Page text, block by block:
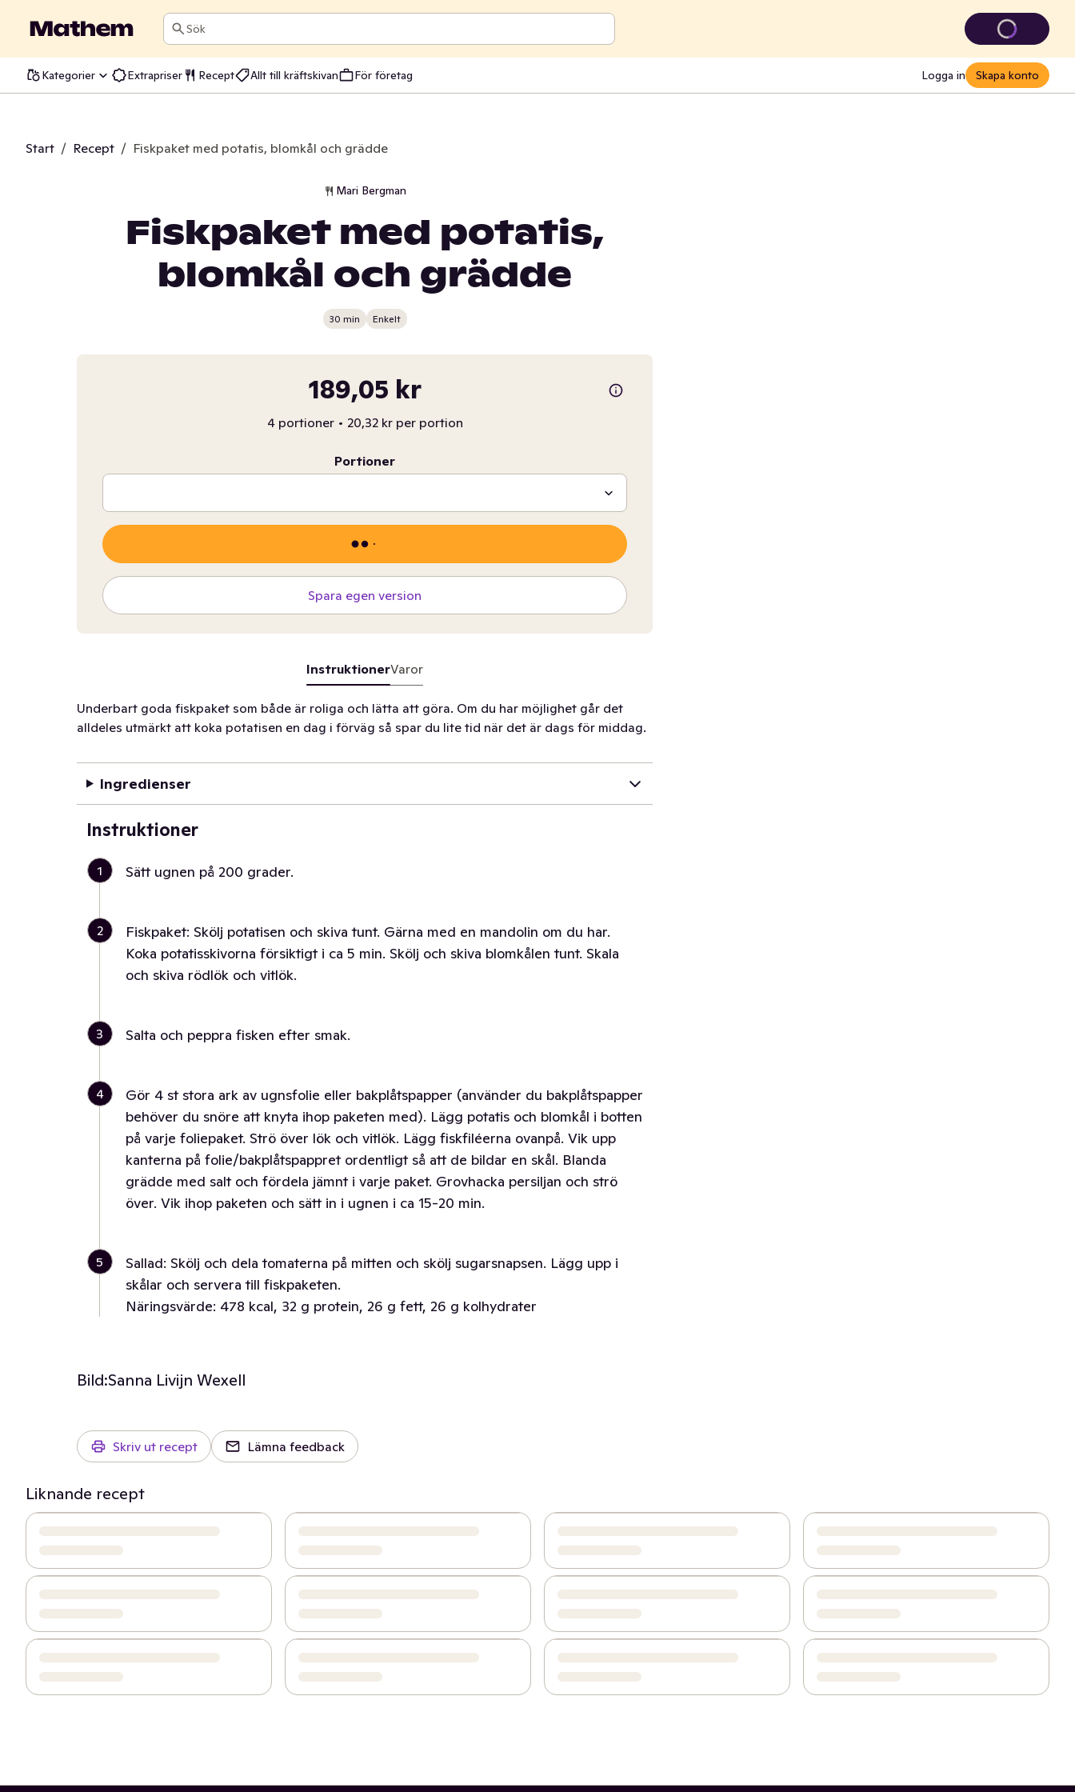
Sök
Kategorier Extrapriser Recept Allt till kräftskivan För företag Logga in Skapa konto
Start / Recept / Fiskpaket med potatis, blomkål och grädde
Mari Bergman
Fiskpaket med potatis,
blomkål och grädde
30 min Enkelt
189,05 kr
4 portioner • 20,32 kr per portion
Portioner
Spara egen version
InstruktionerVaror
Underbart goda fiskpaket som både är roliga och lätta att göra. Om du har möjlighet går det
alldeles utmärkt att koka potatisen en dag i förväg så spar du lite tid när det är dags för middag.
Ingredienser
Instruktioner
1 Sätt ugnen på 200 grader.
2
Fiskpaket: Skölj potatisen och skiva tunt. Gärna med en mandolin om du har.
Koka potatisskivorna försiktigt i ca 5 min. Skölj och skiva blomkålen tunt. Skala
och skiva rödlök och vitlök.
3 Salta och peppra fisken efter smak.
4
Gör 4 st stora ark av ugnsfolie eller bakplåtspapper (använder du bakplåtspapper
behöver du snöre att knyta ihop paketen med). Lägg potatis och blomkål i botten
på varje foliepaket. Strö över lök och vitlök. Lägg fiskfiléerna ovanpå. Vik upp
kanterna på folie/bakplåtspappret ordentligt så att de bildar en skål. Blanda
grädde med salt och fördela jämnt i varje paket. Grovhacka persiljan och strö
över. Vik ihop paketen och sätt in i ugnen i ca 15-20 min.
5
Sallad: Skölj och dela tomaterna på mitten och skölj sugarsnapsen. Lägg upp i
skålar och servera till fiskpaketen.
Näringsvärde: 478 kcal, 32 g protein, 26 g fett, 26 g kolhydrater
Bild:Sanna Livijn Wexell
Skriv ut recept Lämna feedback
Liknande recept